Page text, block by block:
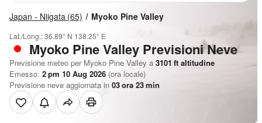
Japan - Niigata (65) Myoko Pine Valley
Lat./Long.:36.89° N 138.25° E
Myoko Pine Valley Previsioni Neve
Previsione meteo per Myoko Pine Valley a 3101 ft altitudine
Emesso: 2 pm 10 Aug 2026 (ora locale)
Previsione neve aggiornata in 03ora 23min